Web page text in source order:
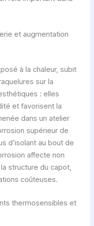
et augmentation
à la chaleur, subit
sur la
: elles
et favorisent la
dans un atelier
supérieur de
d’isolant au bout de
affecte non
structure du capot,
coûteuses.
thermosensibles et